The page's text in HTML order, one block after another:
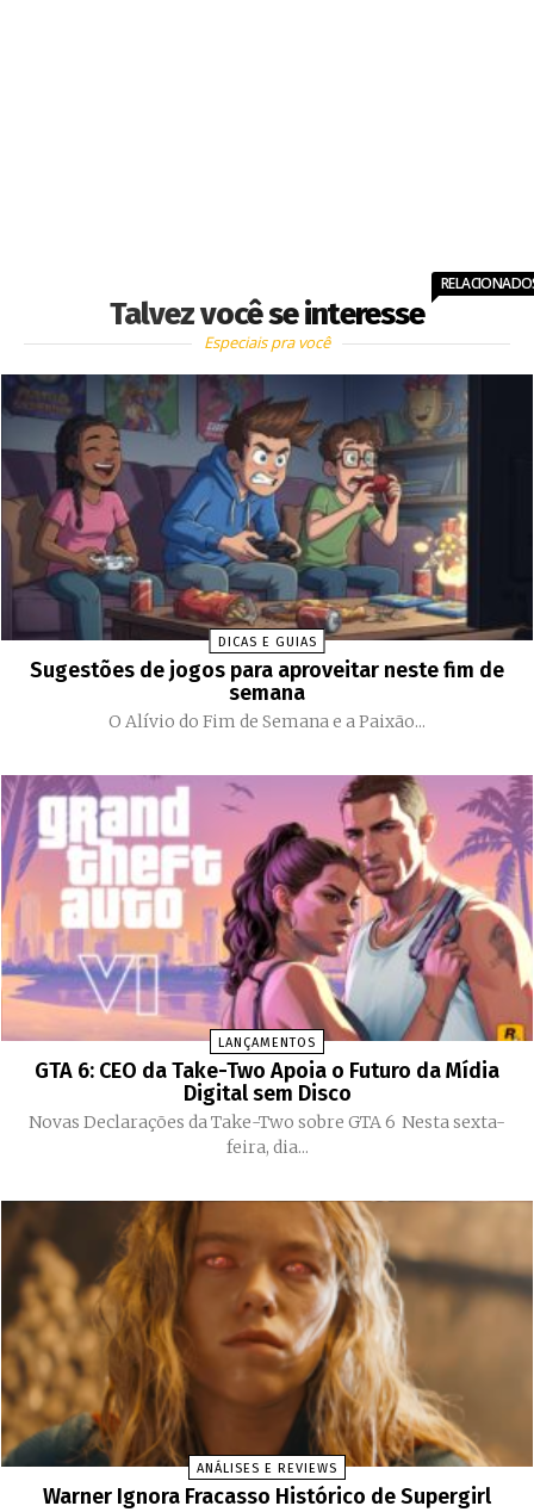
Talvez você se interesse
Especiais pra você
DICAS E GUIAS
Sugestões de jogos para aproveitar neste fim de
semana
O Alívio do Fim de Semana e a Paixão...
LANÇAMENTOS
GTA 6: CEO da Take-Two Apoia o Futuro da Mídia
Digital sem Disco
Novas Declarações da Take-Two sobre GTA 6 Nesta sexta-
feira, dia...
ANÁLISES E REVIEWS
Warner Ignora Fracasso Histórico de Supergirl